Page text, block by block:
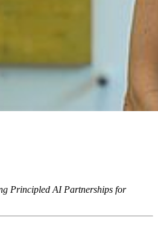
Principled AI Partnerships for